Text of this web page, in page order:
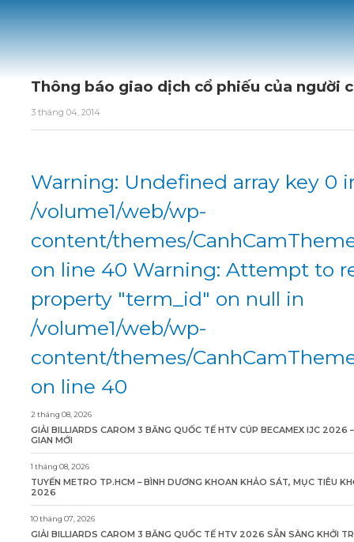
Thông báo giao dịch cổ phiếu của người
3 tháng 04, 2014
Warning: Undefined array key 0
/volume1/web/wp-
content/themes/
on line 40 Warning: Attempt to
property "term_id" on null in
/volume1/web/wp-
content/themes/
on line 40
2 tháng 08, 2026
GIẢI BILLIARDS CAROM 3 BĂNG QUỐC TẾ HTV CÚP BECAMEX IJC 2026
GIAN MỚI
1 tháng 08, 2026
TUYẾN METRO TP.HCM – BÌNH DƯƠNG KHOAN KHẢO SÁT, MỤC TIÊU
2026
10 tháng 07, 2026
GIẢI BILLIARDS CAROM 3 BĂNG QUỐC TẾ HTV 2026 SẴN SÀNG KHỞI